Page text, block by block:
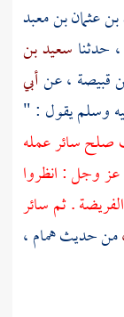
عثمان بن معبد
حدثنا سعيد بن
قبيصة ،عنأبي
وسلم يقول : "
صلح سائر عمله
عز وجل : انظروا
. ثم سائر
من حديثهمام ،